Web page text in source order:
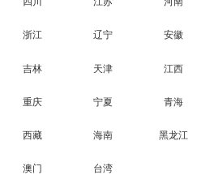
浙江 辽宁 安徽
吉林 天津 江西
重庆 宁夏 青海
西藏 海南 黑龙江
澳门 台湾